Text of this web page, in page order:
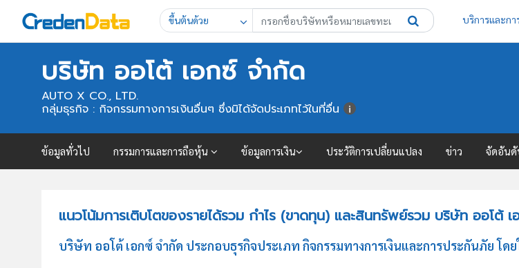
ขึ้นต้นด้วย บริการและกา
บริษัท ออโต้ เอกซ์ จำกัด
AUTO X CO., LTD.
กลุ่มธุรกิจ : กิจกรรมทางการเงินอื่นๆ ซึ่งมิได้จัดประเภทไว้ในที่อื่น
ข้อมูลทั่วไป กรรมการและการถือหุ้น ข้อมูลการเงิน ประวัติการเปลี่ยนแปลง ข่าว จัดอัน
แนวโน้มการเติบโตของรายได้รวม กำไร (ขาดทุน) และสินทรัพย์รวม บริษัท ออโต้
บริษัท ออโต้ เอกซ์ จำกัด ประกอบธุรกิจประเภท กิจกรรมทางการเงินและการประกันภัย โ